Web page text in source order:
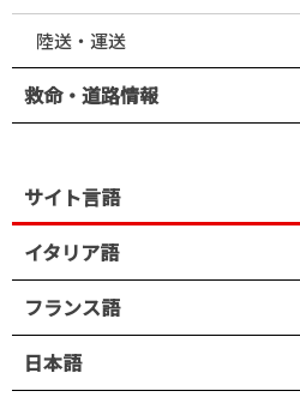
陸送・運送
救命・道路情報
サイト言語
イタリア語
フランス語
日本語